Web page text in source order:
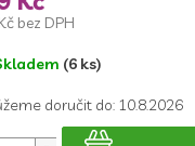
bez DPH
(6 ks)
doručit do: 10.8.2026